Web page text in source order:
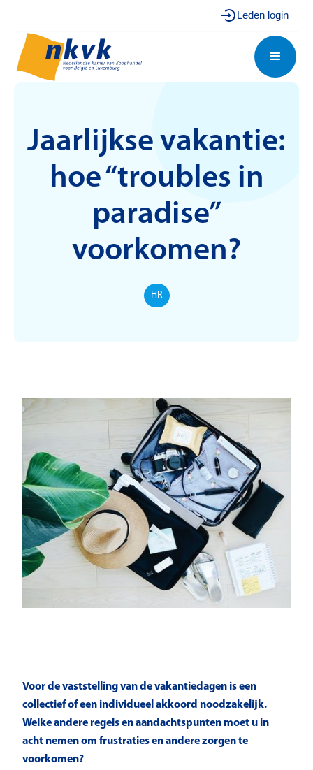
Leden login
Jaarlijkse vakantie:
hoe “troubles in
paradise”
voorkomen?
HR
Voor de vaststelling van de vakantiedagen is een
collectief of een individueel akkoord noodzakelijk.
Welke andere regels en aandachtspunten moet u in
acht nemen om frustraties en andere zorgen te
voorkomen?